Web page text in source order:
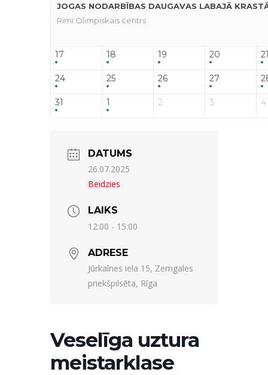
JOGAS NODARBĪBAS DAUGAVAS LABAJĀ
Rimi Olimpiskais centrs
17 18 19 20
24 25 26 27
31 1 2 3 4
DATUMS
26.07.2025
Beidzies
LAIKS
12:00 - 15:00
ADRESE
Jūrkalnes iela 15, Zemgales
priekšpilsēta, Rīga
Veselīga uztura
meistarklase